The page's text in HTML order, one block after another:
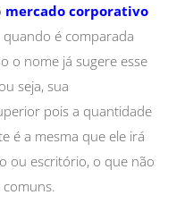
mercado corporativo
é comparada
o nome já sugere esse
seja, sua
pois a quantidade
é a mesma que ele irá
ou escritório, o que não